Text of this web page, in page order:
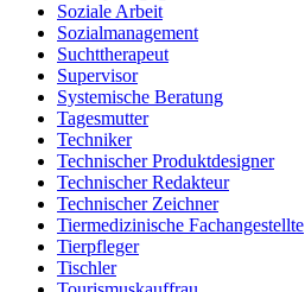
Soziale Arbeit
Sozialmanagement
Suchttherapeut
Supervisor
Systemische Beratung
Tagesmutter
Techniker
Technischer Produktdesigner
Technischer Redakteur
Technischer Zeichner
Tiermedizinische Fachangestellte
Tierpfleger
Tischler